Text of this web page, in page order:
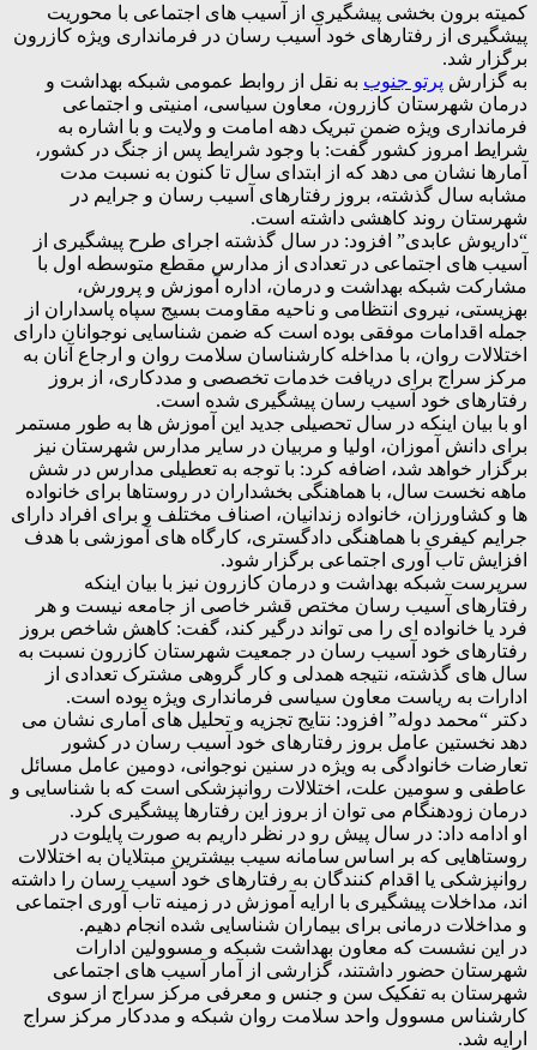
کمیته برون بخشی پیشگیری از آسیب های اجتماعی با محوریت
پیشگیری از رفتارهای خود آسیب رسان در فرمانداری ویژه کازرون
برگزار شد.
به گزارش پرتو جنوب به نقل از روابط عمومی شبکه بهداشت و
درمان شهرستان کازرون، معاون سیاسی، امنیتی و اجتماعی
فرمانداری ویژه ضمن تبریک دهه امامت و ولایت و با اشاره به
شرایط امروز کشور گفت: با وجود شرایط پس از جنگ در کشور،
آمارها نشان می دهد که از ابتدای سال تا کنون به نسبت مدت
مشابه سال گذشته، بروز رفتارهای آسیب رسان و جرایم در
شهرستان روند کاهشی داشته است.
“داریوش عابدی” افزود: در سال گذشته اجرای طرح پیشگیری از
آسیب های اجتماعی در تعدادی از مدارس مقطع متوسطه اول با
مشارکت شبکه بهداشت و درمان، اداره آموزش و پرورش،
بهزیستی، نیروی انتظامی و ناحیه مقاومت بسیج سپاه پاسداران از
جمله اقدامات موفقی بوده است که ضمن شناسایی نوجوانان دارای
اختلالات روان، با مداخله کارشناسان سلامت روان و ارجاع آنان به
مرکز سراج برای دریافت خدمات تخصصی و مددکاری، از بروز
رفتارهای خود آسیب رسان پیشگیری شده است.
او با بیان اینکه در سال تحصیلی جدید این آموزش ها به طور مستمر
برای دانش آموزان، اولیا و مربیان در سایر مدارس شهرستان نیز
برگزار خواهد شد، اضافه کرد: با توجه به تعطیلی مدارس در شش
ماهه نخست سال، با هماهنگی بخشداران در روستاها برای خانواده
ها و کشاورزان، خانواده زندانیان، اصناف مختلف و برای افراد دارای
جرایم کیفری با هماهنگی دادگستری، کارگاه های آموزشی با هدف
افزایش تاب آوری اجتماعی برگزار شود.
سرپرست شبکه بهداشت و درمان کازرون نیز با بیان اینکه
رفتارهای آسیب رسان مختص قشر خاصی از جامعه نیست و هر
فرد یا خانواده ای را می تواند درگیر کند، گفت: کاهش شاخص بروز
رفتارهای خود آسیب رسان در جمعیت شهرستان کازرون نسبت به
سال های گذشته، نتیجه همدلی و کار گروهی مشترک تعدادی از
ادارات به ریاست معاون سیاسی فرمانداری ویژه بوده است.
دکتر “محمد دوله” افزود: نتایج تجزیه و تحلیل های آماری نشان می
دهد نخستین عامل بروز رفتارهای خود آسیب رسان در کشور
تعارضات خانوادگی به ویژه در سنین نوجوانی، دومین عامل مسائل
عاطفی و سومین علت، اختلالات روانپزشکی است که با شناسایی و
درمان زودهنگام می توان از بروز این رفتارها پیشگیری کرد.
او ادامه داد: در سال پیش رو در نظر داریم به صورت پایلوت در
روستاهایی که بر اساس سامانه سیب بیشترین مبتلایان به اختلالات
روانپزشکی یا اقدام کنندگان به رفتارهای خود آسیب رسان را داشته
اند، مداخلات پیشگیری با ارایه آموزش در زمینه تاب آوری اجتماعی
و مداخلات درمانی برای بیماران شناسایی شده انجام دهیم.
در این نشست که معاون بهداشت شبکه و مسوولین ادارات
شهرستان حضور داشتند، گزارشی از آمار آسیب های اجتماعی
شهرستان به تفکیک سن و جنس و معرفی مرکز سراج از سوی
کارشناس مسوول واحد سلامت روان شبکه و مددکار مرکز سراج
ارایه شد.